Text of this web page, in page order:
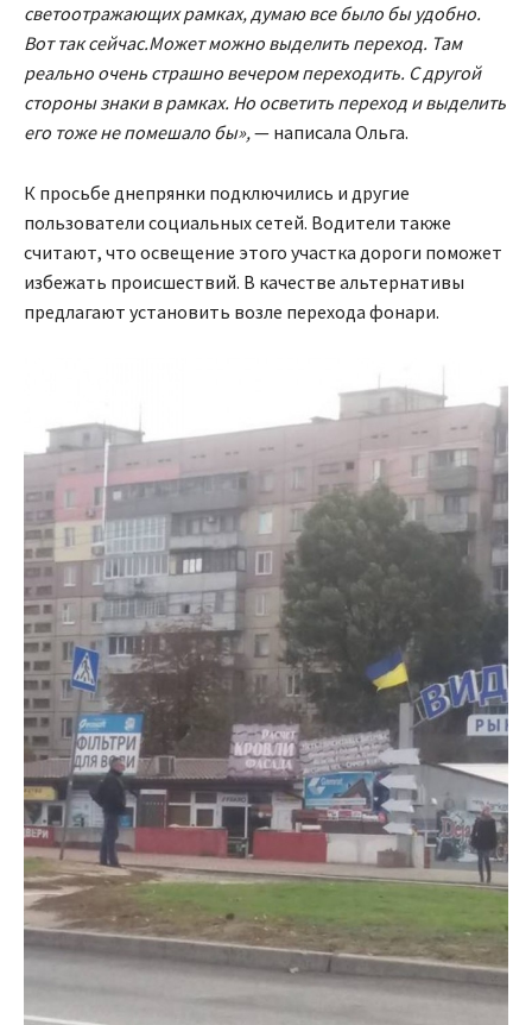
светоотражающих рамках, думаю все было бы удобно.
Вот так сейчас.Может можно выделить переход. Там
реально очень страшно вечером переходить. С другой
стороны знаки в рамках. Но осветить переход и выделить
его тоже не помешало бы»,— написала Ольга.
К просьбе днепрянки подключились и другие
пользователи социальных сетей. Водители также
считают, что освещение этого участка дороги поможет
избежать происшествий. В качестве альтернативы
предлагают установить возле перехода фонари.